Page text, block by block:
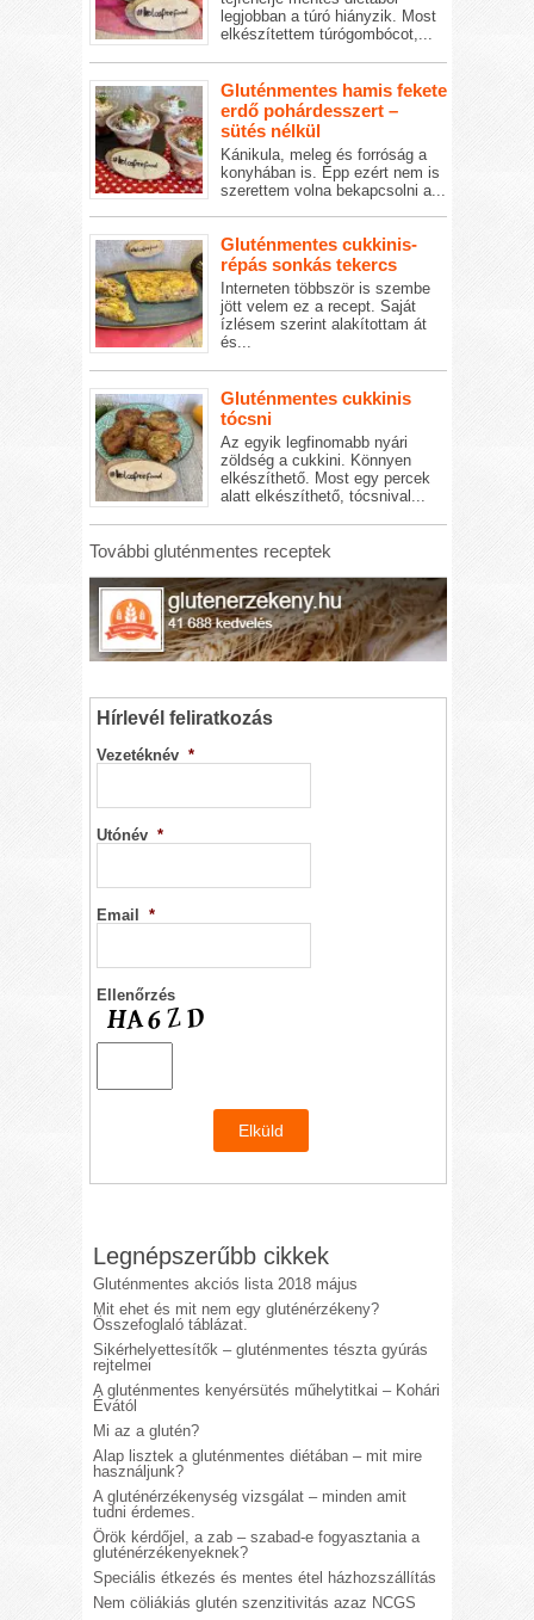
legjobban a túró hiányzik. Most
elkészítettem túrógombócot,...
Gluténmentes hamis fekete
erdő pohárdesszert –
sütés nélkül
Kánikula, meleg és forróság a
konyhában is. Épp ezért nem is
szerettem volna bekapcsolni a...
Gluténmentes cukkinis-
répás sonkás tekercs
Interneten többször is szembe
jött velem ez a recept. Saját
ízlésem szerint alakítottam át
és...
Gluténmentes cukkinis
tócsni
Az egyik legfinomabb nyári
zöldség a cukkini. Könnyen
elkészíthető. Most egy percek
alatt elkészíthető, tócsnival...
További gluténmentes receptek
Hírlevél feliratkozás
Vezetéknév *
Utónév *
Email *
Ellenőrzés
Legnépszerűbb cikkek
Gluténmentes akciós lista 2018 május
Mit ehet és mit nem egy gluténérzékeny?
Összefoglaló táblázat.
Sikérhelyettesítők – gluténmentes tészta gyúrás
rejtelmei
A gluténmentes kenyérsütés műhelytitkai – Kohári
Évától
Mi az a glutén?
Alap lisztek a gluténmentes diétában – mit mire
használjunk?
A gluténérzékenység vizsgálat – minden amit
tudni érdemes.
Örök kérdőjel, a zab – szabad-e fogyasztania a
gluténérzékenyeknek?
Speciális étkezés és mentes étel házhozszállítás
Nem cöliákiás glutén szenzitivitás azaz NCGS